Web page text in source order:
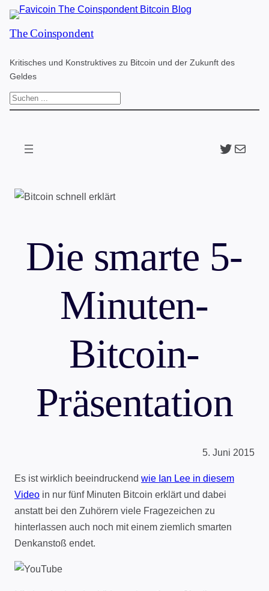
Zum
Inhalt
The Coinspondent
Kritisches und Konstruktives zu Bitcoin und der Zukunft des
Geldes
S
Twitter
The
Die smarte 5-
Minuten-
Bitcoin-
Präsentation
5. Juni 2015
Es ist wirklich beeindruckend wie Ian Lee in diesem
Video in nur fünf Minuten Bitcoin erklärt und dabei
anstatt bei den Zuhörern viele Fragezeichen zu
hinterlassen auch noch mit einem ziemlich smarten
Denkanstoß endet.